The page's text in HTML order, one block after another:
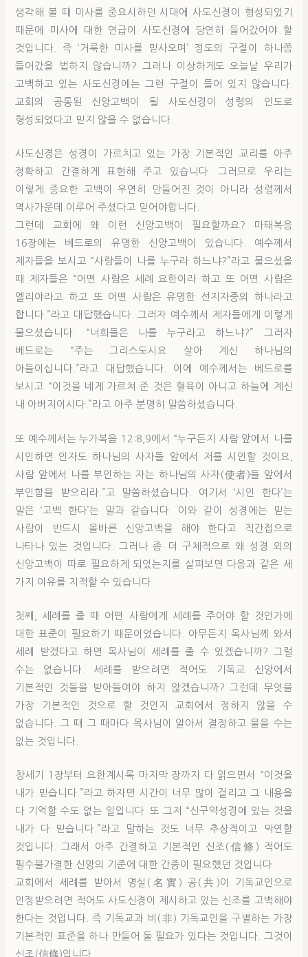
생각해 볼 때 미사를 중요시하던 시대에 사도신경이 형성되었기
때문에 미사에 대한 연급이 사도신경에 당연히 들어갔어야 할
것입니다. 즉 ‘거룩한 미사를 믿사오며’ 정도의 구절이 하나쯤
들어갔을 법하지 않습니까? 그러나 이상하게도 오늘날 우리가
고백하고 있는 사도신경에는 그런 구절이 들어 있지 않습니다.
교회의 공통된 신앙고백이 될 사도신경이 성령의 인도로
형성되었다고 믿지 않을 수 없습니다.
사도신경은 성경이 가르치고 있는 가장 기본적인 교리를 아주
정확하고 간결하게 표현해 주고 있습니다. 그러므로 우리는
이렇게 중요한 고백이 우연히 만들어진 것이 아니라 성령께서
역사가운데 이루어 주셨다고 믿어야합니다.
그런데 교회에 왜 이런 신앙고백이 필요할까요? 마태복음
16장에는 베드로의 유명한 신앙고백이 있습니다. 예수께서
제자들을 보시고 “사람들이 나를 누구라 하느냐?”라고 물으셨을
때 제자들은 “어떤 사람은 세례 요한이라 하고 또 어떤 사람은
엘리야라고 하고 또 어떤 사람은 유명한 선지자중의 하나라고
합니다.”라고 대답했습니다. 그러자 예수께서 제자들에게 이렇게
물으셨습니다. “너희들은 나를 누구라고 하느냐?” 그러자
베드로는 “주는 그리스도시요 살아 계신 하나님의
아들이십니다.”라고 대답했습니다. 이에 예수께서는 베드로를
보시고 “이것을 네게 가르쳐 준 것은 혈육이 아니고 하늘에 계신
내 아버지이시다.”라고 아주 분명히 말씀하셨습니다.
또 예수께서는 누가복음 12:8,9에서 “누구든지 사람 앞에서 나를
시인하면 인자도 하나님의 사자들 앞에서 저를 시인할 것이요,
사람 앞에서 나를 부인하는 자는 하나님의 사자(使者)들 앞에서
부인함을 받으리라.”고 말씀하셨습니다. 여기서 ‘시인 한다’는
말은 ‘고백 한다’는 말과 같습니다. 이와 같이 성경에는 믿는
사람이 반드시 올바른 신앙고백을 해야 한다고 직간접으로
나타나 있는 것입니다. 그러나 좀 더 구체적으로 왜 성경 외의
신앙고백이 따로 필요하게 되었는지를 살펴보면 다음과 같은 세
가지 이유를 지적할 수 있습니다.
첫째, 세례를 줄 때 어떤 사람에게 세례를 주어야 할 것인가에
대한 표준이 필요하기 때문이었습니다. 아무든지 목사님께 와서
세례 받겠다고 하면 목사님이 세례를 줄 수 있겠습니까? 그럴
수는 없습니다. 세례를 받으려면 적어도 기독교 신앙에서
기본적인 것들을 받아들여야 하지 않겠습니까? 그런데 무엇을
가장 기본적인 것으로 할 것인지 교회에서 정하지 않을 수
없습니다. 그 때 그 때마다 목사님이 알아서 결정하고 물을 수는
없는 것입니다.
창세기 1장부터 요한계시록 마지막 장까지 다 읽으면서 “이것을
내가 믿습니다.”라고 하자면 시간이 너무 많이 걸리고 그 내용을
다 기억할 수도 없는 일입니다. 또 그저 “신구약성경에 있는 것을
내가 다 믿습니다.”라고 말하는 것도 너무 추상적이고 막연할
것입니다. 그래서 아주 간결하고 기본적인 신조(信條) 적어도
필수불가결한 신앙의 기준에 대한 간증이 필요했던 것입니다.
교회에서 세례를 받아서 명실(名實) 공(共)이 기독교인으로
인정받으려면 적어도 사도신경이 제시하고 있는 신조를 고백해야
한다는 것입니다. 즉 기독교과 비(非) 기독교인을 구별하는 가장
기본적인 표준을 하나 만들어 둘 필요가 있다는 것입니다. 그것이
신조(信條)입니다.